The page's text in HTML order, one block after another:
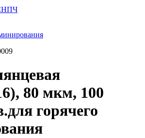
80 мкм, 100
горячего